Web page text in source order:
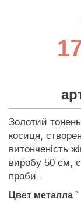
Золотий
косиця,
витонченість
виробу 50 см,
проби.
Цвет металла